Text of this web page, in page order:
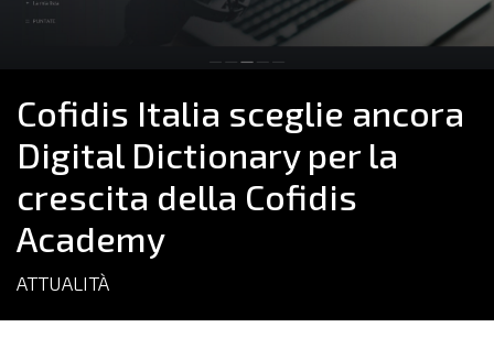
Cofidis Italia sceglie ancora
Digital Dictionary per la
crescita della Cofidis
Academy
ATTUALITÀ